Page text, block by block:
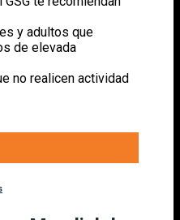
y adultos que
de elevada
no realicen actividad